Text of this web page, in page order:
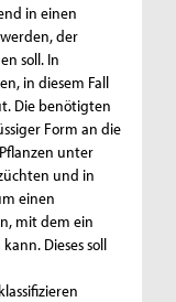
in einen
der
soll. In
in diesem Fall
Die benötigten
Form an die
unter
und in
einen
mit dem ein
Dieses soll